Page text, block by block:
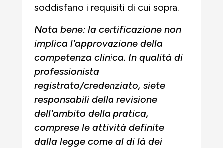
soddisfano i requisiti di cui sopra.
Nota bene: la certificazione non
implica l'approvazione della
competenza clinica. In qualità di
professionista
registrato/credenziato, siete
responsabili della revisione
dell'ambito della pratica,
comprese le attività definite
dalla legge come al di là dei